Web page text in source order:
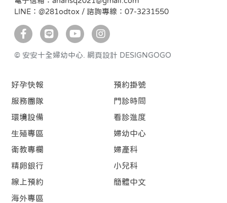
LINE：@281odtox / 諮詢專線：07-3231550
© 安安十全婦幼中心. 網頁設計 DESIGNGOGO
好孕快報
預約掛號
服務團隊
門診時間
環境設備
看診進度
生殖專區
婦幼中心
衛教專欄
婦產科
精卵銀行
小兒科
線上預約
簡體中文
海外專區